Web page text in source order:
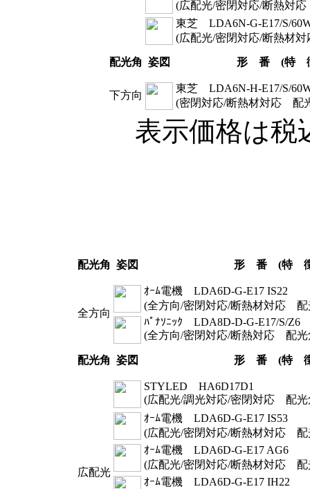
(広配光/密閉対応/断熱対
東芝 LDA6N-G-E17/S/
(広配光/密閉対応/断熱材
配光角 姿図 形 番 (特
下方向
東芝 LDA6N-H-E17/S/
(密閉対応/断熱材対応 配
表示価格は税
配光角 姿図 形 番 (特
全方向
ｵｰﾑ電機 LDA6D-G-E17 IS22
(全方向/密閉対応/断熱材対応 配
ﾊﾟﾅｿﾆｯｸ LDA8D-D-G-E17/S/Z6
(全方向/密閉対応/断熱対応 配光
配光角 姿図 形 番 (特
広配光
STYLED HA6D17D1
(広配光/調光対応/密閉対応 配光
ｵｰﾑ電機 LDA6D-G-E17 IS53
(広配光/密閉対応/断熱材対応 配
ｵｰﾑ電機 LDA6D-G-E17 AG6
(広配光/密閉対応/断熱材対応 配
ｵｰﾑ電機 LDA6D-G-E17 IH22